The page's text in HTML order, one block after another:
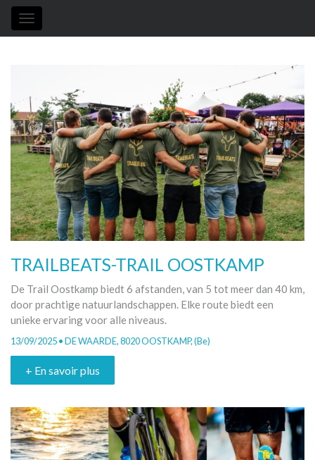
Toggle
navigation
TRAILBEATS-TRAIL OOSTKAMP
De Trail Oostkamp biedt 6 afstanden, van 5 tot meer dan 40 km,
door prachtige natuurlandschappen. Elke route biedt een
unieke ervaring voor alle niveaus.
13/09/2025 • DE WAARDE, 8020 OOSTKAMP, (Be)
+ En savoir plus